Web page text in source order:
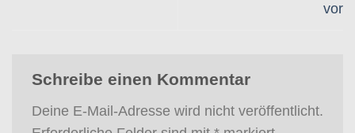
vor
Schreibe einen Kommentar
Deine E-Mail-Adresse wird nicht veröffentlicht.